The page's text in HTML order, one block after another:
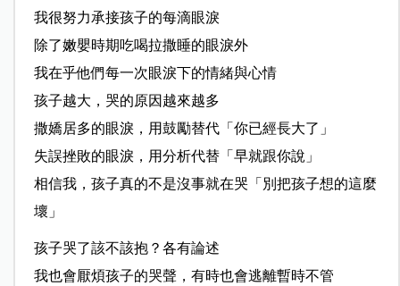
我很努力承接孩子的每滴眼淚
除了嫩嬰時期吃喝拉撒睡的眼淚外
我在乎他們每一次眼淚下的情緒與心情
孩子越大，哭的原因越來越多
撒嬌居多的眼淚，用鼓勵替代「你已經長大了」
失誤挫敗的眼淚，用分析代替「早就跟你說」
相信我，孩子真的不是沒事就在哭「別把孩子想的這麼
壞」
孩子哭了該不該抱？各有論述
我也會厭煩孩子的哭聲，有時也會逃離暫時不管